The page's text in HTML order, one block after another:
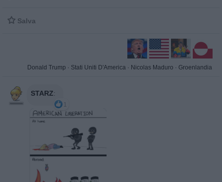
 Salva
Donald Trump · Stati Uniti D'America · Nicolas Maduro · Groenlandia
STARZ:
1